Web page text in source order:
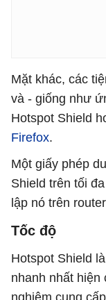
Mặt khác, các
và - giống như
Hotspot Shield
Firefox.
Một giấy phép
Shield trên tối
lập nó trên
Tốc độ
Hotspot Shield
nhanh nhất